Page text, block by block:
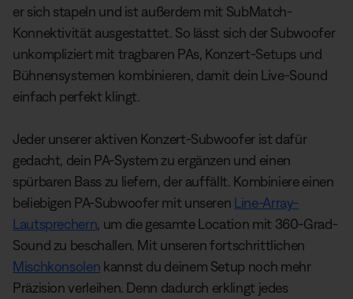
er sich stapeln und ist außerdem mit SubMatch-
Konnektivität ausgestattet. So lässt sich der Subwoofer
unkompliziert mit tragbaren PAs, Konzert-Setups und
Bühnensystemen kombinieren, damit dein Live-Sound
einfach perfekt klingt.
Jeder unserer aktiven Konzert-Subwoofer ist dafür
gedacht, dein PA-System zu ergänzen und einen
spürbaren Bass zu liefern, der auffällt. Kombiniere einen
beliebigen PA-Subwoofer mit unseren Line-Array-
Lautsprechern, um die gesamte Location mit 360-Grad-
Sound zu beschallen. Mit unseren fortschrittlichen
Mischkonsolen kannst du deinem Setup noch mehr
Präzision verleihen. Denn dadurch erklingt jedes